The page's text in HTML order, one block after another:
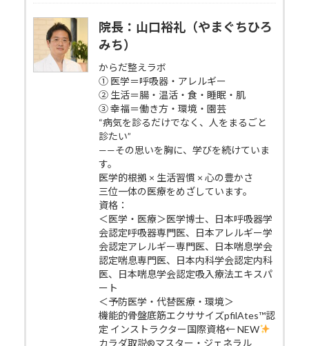
院長：山口裕礼（やまぐちひろ
みち）
からだ整えラボ
① 医学＝呼吸器・アレルギー
② 生活＝腸・温活・食・睡眠・肌
③ 幸福＝働き方・環境・園芸
“病気を診るだけでなく、人をまるごと
診たい”
——その思いを胸に、学びを続けていま
す。
医学的根拠 × 生活習慣 × 心の豊かさ
三位一体の医療をめざしています。
資格：
＜医学・医療＞医学博士、日本呼吸器学
会認定呼吸器専門医、日本アレルギー学
会認定アレルギー専門医、日本喘息学会
認定喘息専門医、日本内科学会認定内科
医、日本喘息学会認定吸入療法エキスパ
ート
＜予防医学・代替医療・環境＞
機能的骨盤底筋エクササイズpfilAtes™認
定 インストラクター国際資格← NEW
カラダ取説®マスター・ジェネラル